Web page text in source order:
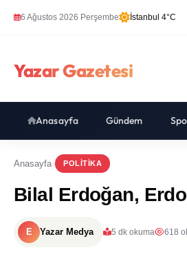
6 Ağustos 2026 Perşembe İstanbul 4°C
Yazar Gazetesi
Anasayfa Gündem
Anasayfa POLITIKA
Bilal Erdoğan,
E Yazar Medya 5 dk okuma 618